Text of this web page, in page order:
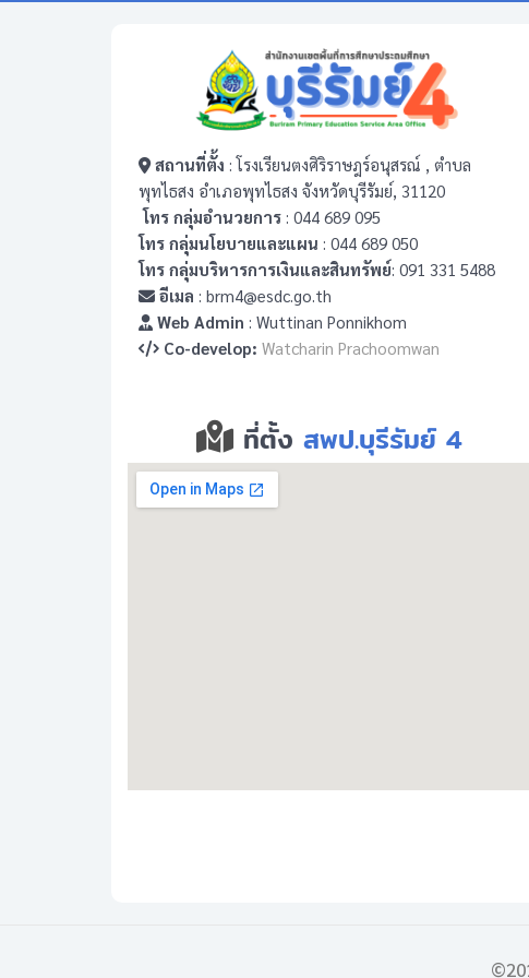
สถานที่ตั้ง : โรงเรียนตงศิริราษฎร์อนุสรณ์ , ตำบล
พุทไธสง อำเภอพุทไธสง จังหวัดบุรีรัมย์, 31120
โทร กลุ่มอำนวยการ : 044 689 095
โทร กลุ่มนโยบายและแผน : 044 689 050
โทร กลุ่มบริหารการเงินและสินทรัพย์: 091 331 5488
อีเมล : brm4@esdc.go.th
Web Admin : Wuttinan Ponnikhom
Co-develop: Watcharin Prachoomwan
ที่ตั้ง สพป.บุรีรัมย์ 4